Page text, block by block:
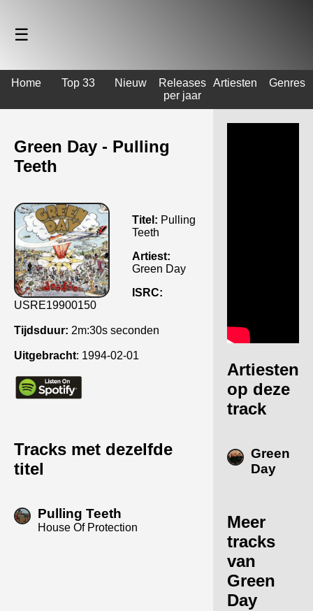
☰
Home Top 33 Nieuw
Releases
per jaar
Artiesten Genres
Green Day - Pulling
Teeth
Titel: Pulling
Teeth
Artiest:
Green Day
ISRC:
USRE19900150
Tijdsduur: 2m:30s seconden
Uitgebracht: 1994-02-01
Tracks met dezelfde
titel
Pulling Teeth
House Of Protection
Artiesten
op deze
track
Green
Day
Meer
tracks
van
Green
Day